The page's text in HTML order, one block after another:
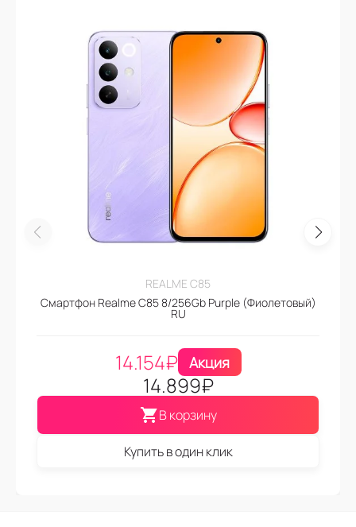
REALME C85
Смартфон Realme C85 8/256Gb Purple (Фиолетовый)
RU
14.154₽ Акция
14.899₽
В корзину
Купить в один клик